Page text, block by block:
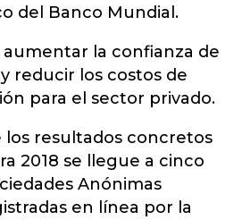
del Banco Mundial.
aumentar la confianza de
reducir los costos de
para el sector privado.
los resultados concretos
2018 se llegue a cinco
Anónimas
en línea por la